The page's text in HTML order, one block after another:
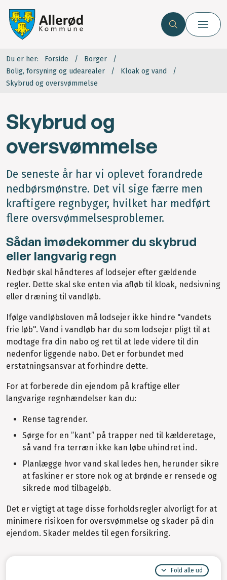
Du er her: Forside
Borger
Bolig, forsyning og udearealer
Kloak og vand
Skybrud og oversvømmelse
Skybrud og
oversvømmelse
De seneste år har vi oplevet forandrede
nedbørsmønstre. Det vil sige færre men
kraftigere regnbyger, hvilket har medført
flere oversvømmelsesproblemer.
Sådan imødekommer du skybrud
eller langvarig regn
Nedbør skal håndteres af lodsejer efter gældende
regler. Dette skal ske enten via afløb til kloak, nedsivning
eller dræning til vandløb.
Ifølge vandløbsloven må lodsejer ikke hindre "vandets
frie løb". Vand i vandløb har du som lodsejer pligt til at
modtage fra din nabo og ret til at lede videre til din
nedenfor liggende nabo. Det er forbundet med
erstatningsansvar at forhindre dette.
For at forberede din ejendom på kraftige eller
langvarige regnhændelser kan du:
Rense tagrender.
Sørge for en ”kant” på trapper ned til kælderetage,
så vand fra terræn ikke kan løbe uhindret ind.
Planlægge hvor vand skal ledes hen, herunder sikre
at faskiner er store nok og at brønde er rensede og
sikrede mod tilbageløb.
Det er vigtigt at tage disse forholdsregler alvorligt for at
minimere risikoen for oversvømmelse og skader på din
ejendom. Skader meldes til egen forsikring.
Fold alle ud